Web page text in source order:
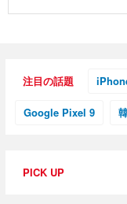
注目の話題
Google Pixel 9
PICK UP